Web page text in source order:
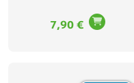
7,90€